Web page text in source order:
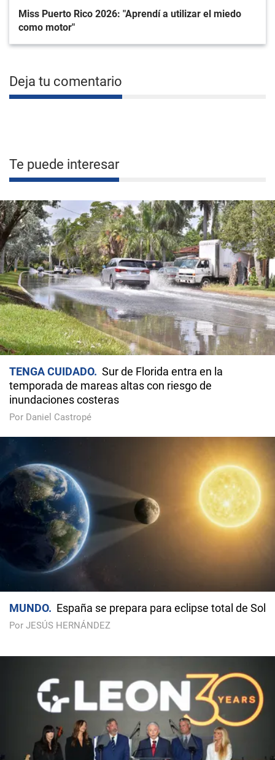
Miss Puerto Rico 2026: "Aprendí a utilizar el miedo
como motor"
Deja tu comentario
Te puede interesar
TENGA CUIDADO
Sur de Florida entra en la
temporada de mareas altas con riesgo de
inundaciones costeras
Por Daniel Castropé
MUNDO España se prepara para eclipse total de Sol
Por JESÚS HERNÁNDEZ